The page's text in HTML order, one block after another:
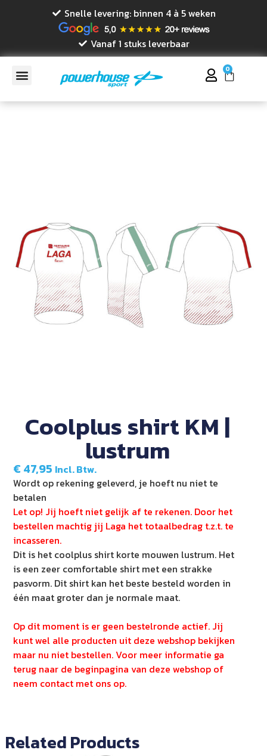
Snelle levering: binnen 4 à 5 weken
Vanaf 1 stuks leverbaar
0
Coolplus shirt KM |
lustrum
€ 47,95 Incl. Btw.
Wordt op rekening geleverd, je hoeft nu niet te
betalen
Let op! Jij hoeft niet gelijk af te rekenen. Door het
bestellen machtig jij Laga het totaalbedrag t.z.t. te
incasseren.
Dit is het coolplus shirt korte mouwen lustrum. Het
is een zeer comfortable shirt met een strakke
pasvorm. Dit shirt kan het beste besteld worden in
één maat groter dan je normale maat.
Op dit moment is er geen bestelronde actief. Jij
kunt wel alle producten uit deze webshop bekijken
maar nu niet bestellen. Voor meer informatie ga
terug naar de beginpagina van deze webshop of
neem contact met ons op.
Related Products